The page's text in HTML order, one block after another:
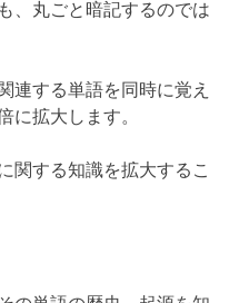
、丸ごと暗記するのでは
連する単語を同時に覚え
に拡大します。
関する知識を拡大するこ